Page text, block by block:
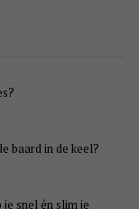
baard in de keel?
snel én slim je